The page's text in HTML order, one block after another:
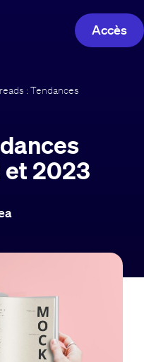
Accès
: Tendances
et 2023